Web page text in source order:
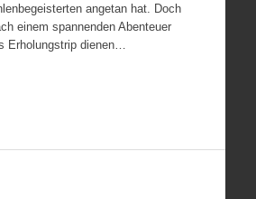
angetan hat. Doch
einem spannenden Abenteuer
Erholungstrip dienen…